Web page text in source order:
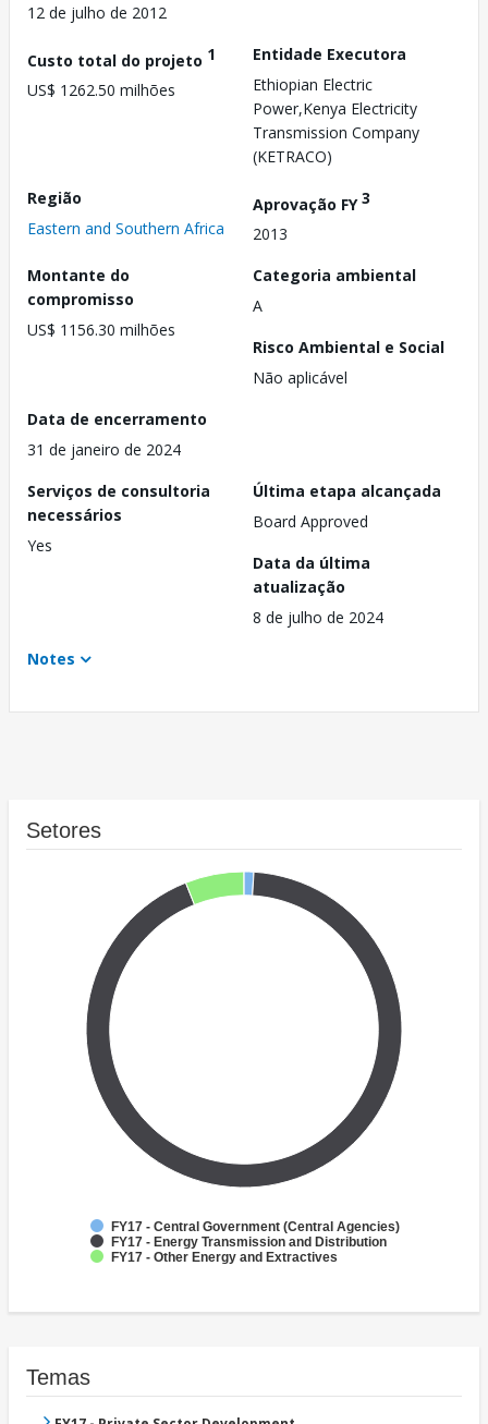
12 de julho de 2012
Custo total do projeto 1
US$ 1262.50 milhões
Entidade Executora
Ethiopian Electric
Power,Kenya Electricity
Transmission Company
(KETRACO)
Região
Eastern and Southern Africa
Aprovação FY3
2013
Montante do
compromisso
US$ 1156.30 milhões
Categoria ambiental
A
Risco Ambiental e Social
Não aplicável
Data de encerramento
31 de janeiro de 2024
Serviços de consultoria
necessários
Yes
Última etapa alcançada
Board Approved
Data da última
atualização
8 de julho de 2024
Notes
Setores
FY17 - Central Government (Central Agencies)
FY17 - Energy Transmission and Distribution
FY17 - Other Energy and Extractives
Temas